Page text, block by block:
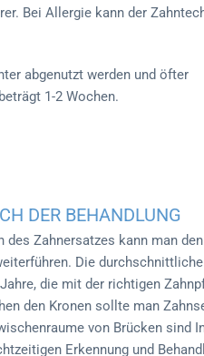
Bei Allergie kann der
abgenutzt werden und öfter
1-2 Wochen.
DER BEHANDLUNG
des Zahnersatzes kann man
Die
die mit der richtigen
den Kronen sollte man
von Brücken sind
Erkennung und